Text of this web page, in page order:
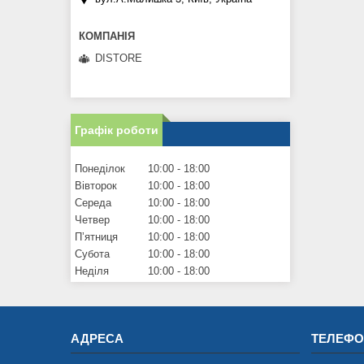
DISTORE
Графік роботи
Понеділок 10:00
18:00
Вівторок
10:00
18:00
Середа
10:00
18:00
Четвер
10:00
18:00
Пʼятниця
10:00
18:00
Субота
10:00
18:00
Неділя
10:00 18:00